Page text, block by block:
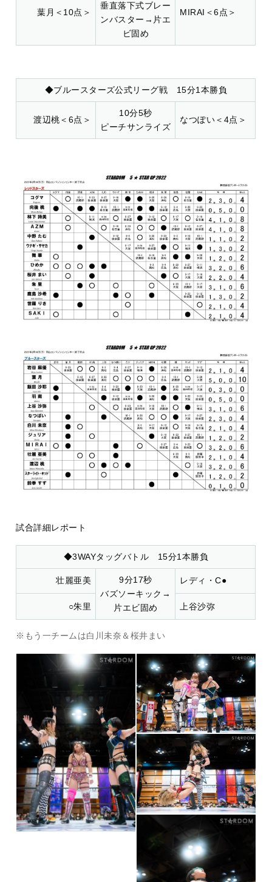
葉月＜10点＞
垂直落下式ブレー
ンバスター→片エ
ビ固め
MIRAI＜6点＞
◆ブルースターズ公式リーグ戦 15分1本勝負
渡辺桃＜6点＞
10分5秒
ピーチサンライズ
なつぽい＜4点＞
試合詳細レポート
◆3WAYタッグバトル 15分1本勝負
壮麗亜美
9分17秒
バズソーキック→
片エビ固め
レディ・C●
○朱里 上谷沙弥
※もう一チームは白川未奈＆桜井まい